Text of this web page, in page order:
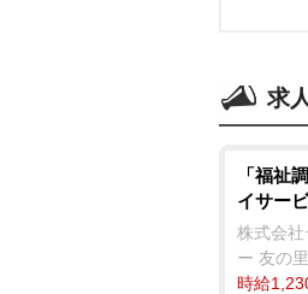
求
「福祉
イサー
株式会
ー 友の
時給